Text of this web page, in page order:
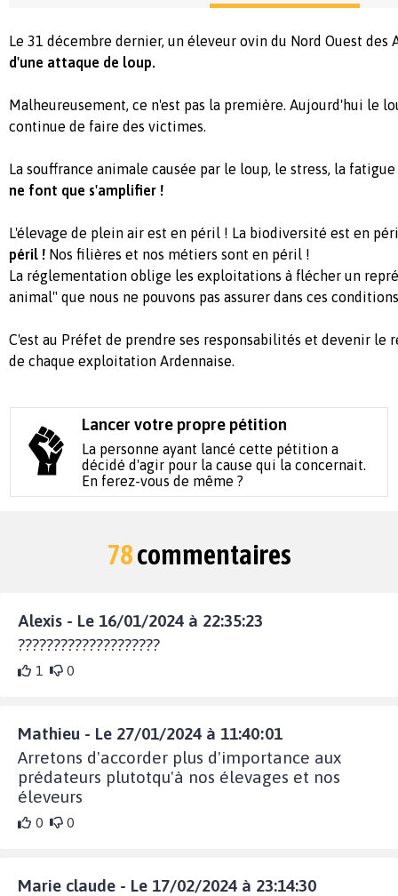
Le 31 décembre dernier, un éleveur ovin du Nord Ouest des
d'une attaque de loup.
Malheureusement, ce n'est pas la première. Aujourd'hui le
continue de faire des victimes.
La souffrance animale causée par le loup, le stress, la
ne font que s'amplifier !
L'élevage de plein air est en péril ! La biodiversité est en
péril ! Nos filières et nos métiers sont en péril !
La réglementation oblige les exploitations à flécher un
animal" que nous ne pouvons pas assurer dans ces
C'est au Préfet de prendre ses responsabilités et devenir le
de chaque exploitation Ardennaise.
Lancer votre propre pétition
La personne ayant lancé cette pétition a
décidé d'agir pour la cause qui la concernait.
En ferez-vous de même ?
78commentaires
Alexis - Le 16/01/2024 à 22:35:23
????????????????????
1 0
Mathieu - Le 27/01/2024 à 11:40:01
Arretons d'accorder plus d'importance aux
prédateurs plutotqu'à nos élevages et nos
éleveurs
0 0
Marie claude - Le 17/02/2024 à 23:14:30